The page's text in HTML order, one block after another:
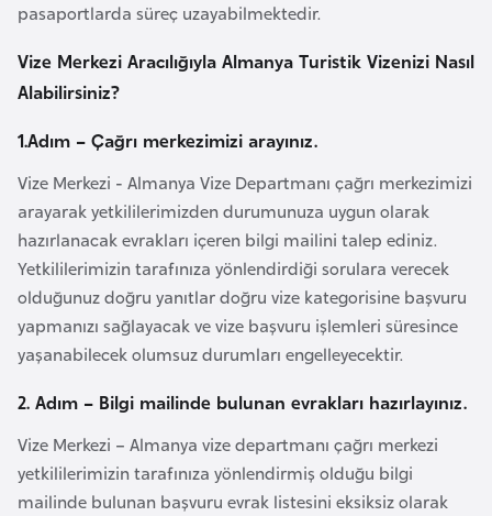
pasaportlarda süreç uzayabilmektedir.
Vize Merkezi Aracılığıyla Almanya Turistik Vizenizi Nasıl
Alabilirsiniz?
1.Adım – Çağrı merkezimizi arayınız.
Vize Merkezi - Almanya Vize Departmanı çağrı merkezimizi
arayarak yetkililerimizden durumunuza uygun olarak
hazırlanacak evrakları içeren bilgi mailini talep ediniz.
Yetkililerimizin tarafınıza yönlendirdiği sorulara verecek
olduğunuz doğru yanıtlar doğru vize kategorisine başvuru
yapmanızı sağlayacak ve vize başvuru işlemleri süresince
yaşanabilecek olumsuz durumları engelleyecektir.
2. Adım – Bilgi mailinde bulunan evrakları hazırlayınız.
Vize Merkezi – Almanya vize departmanı çağrı merkezi
yetkililerimizin tarafınıza yönlendirmiş olduğu bilgi
mailinde bulunan başvuru evrak listesini eksiksiz olarak
r
I
r
k
İ
r
l
a
n
d